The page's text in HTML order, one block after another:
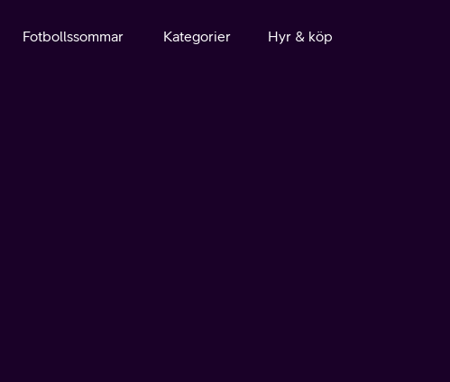
Fotbollssommar Kategorier Hyr & köp